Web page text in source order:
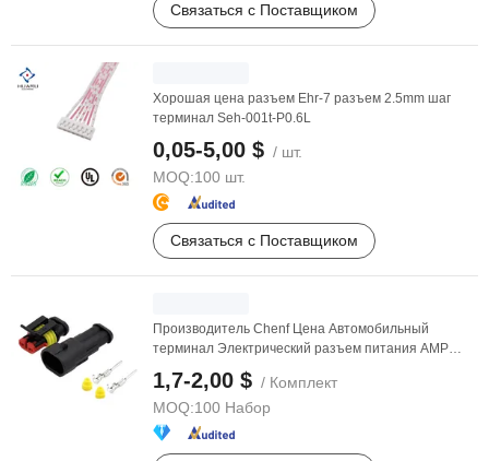
Связаться с Поставщиком
Хорошая цена разъем Ehr-7 разъем 2.5mm шаг
терминал Seh-001t-P0.6L
0,05-5,00 $ / шт.
MOQ:100 шт.
Связаться с Поставщиком
Производитель Chenf Цена Автомобильный
терминал Электрический разъем питания AMP
Tyco Мужские ...
1,7-2,00 $ / Комплект
MOQ:100 Набор